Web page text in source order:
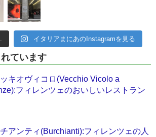
イタリアまにあのInstagramを見る
ています
キオヴィコロ(Vecchio Vicolo a
フィレンツェのおいしいレストラン
アンティ(Burchianti):フィレンツェの人